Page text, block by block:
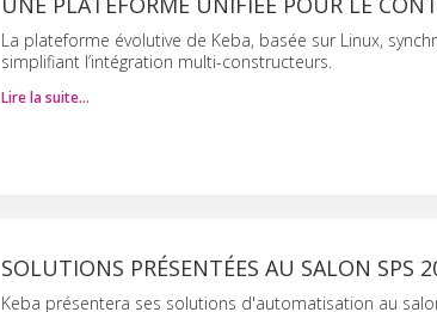
La plateforme évolutive de Keba, basée sur Linux,
simplifiant l’intégration multi-constructeurs.
Lire la suite…
SOLUTIONS PRÉSENTÉES AU SALON SPS
Keba présentera ses solutions d'automatisation au